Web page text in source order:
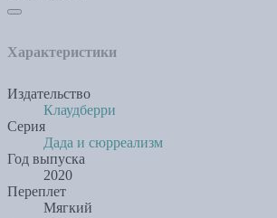
Характеристики
Издательство
Клаудберри
Серия
Дада и сюрреализм
Год выпуска
2020
Переплет
Мягкий